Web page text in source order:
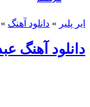
ایر پلیر » دانلود آهنگ »
دانلود آهنگ